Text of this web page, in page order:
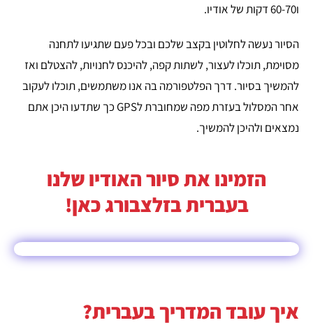
ו60-70 דקות של אודיו.
הסיור נעשה לחלוטין בקצב שלכם ובכל פעם שתגיעו לתחנה
מסוימת, תוכלו לעצור, לשתות קפה, להיכנס לחנויות, להצטלם ואז
להמשיך בסיור. דרך הפלטפורמה בה אנו משתמשים, תוכלו לעקוב
אחר המסלול בעזרת מפה שמחוברת לGPS כך שתדעו היכן אתם
נמצאים ולהיכן להמשיך.
הזמינו את סיור האודיו שלנו
בעברית בזלצבורג כאן!
איך עובד המדריך בעברית?